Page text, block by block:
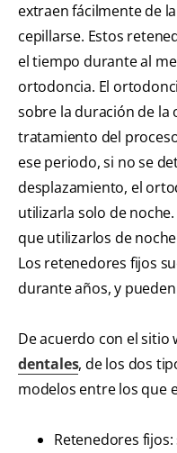
extraen fácilmente de
cepillarse. Estos
el tiempo durante al
ortodoncia. El
sobre la duración de la
tratamiento del
ese periodo, si no se
desplazamiento, el
utilizarla solo de
que utilizarlos de
Los retenedores fijos
durante años, y
De acuerdo con el sitio
dentales, de los dos
modelos entre los que
Retenedores